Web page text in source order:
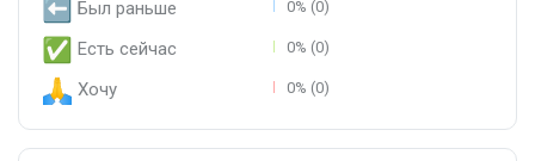
Был раньше 0% (0)
Есть сейчас 0% (0)
Хочу 0% (0)